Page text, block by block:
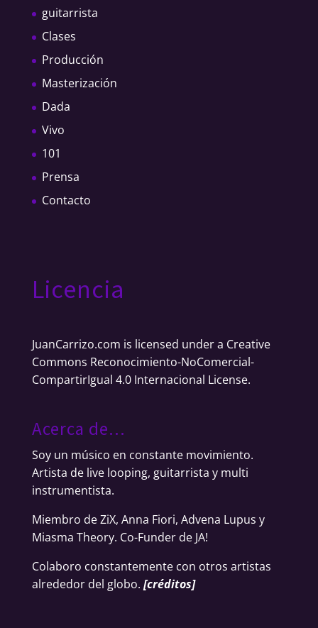
guitarrista
Clases
Producción
Masterización
Dada
Vivo
101
Prensa
Contacto
Licencia
JuanCarrizo.com is licensed under a Creative
Commons Reconocimiento-NoComercial-
CompartirIgual 4.0 Internacional License.
Acerca de…
Soy un músico en constante movimiento.
Artista de live looping, guitarrista y multi
instrumentista.
Miembro de ZiX, Anna Fiori, Advena Lupus y
Miasma Theory. Co-Funder de JA!
Colaboro constantemente con otros artistas
alrededor del globo. [créditos]